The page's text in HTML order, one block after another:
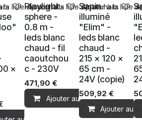
x
Ventes
Playlight
sphere -
0.8 m -
leds blanc
chaud - fil
caoutchou
c - 230V
471,90 €
Ajouter au panier
la liste de souhaits Ventes
Sapin
illuminé
"Elim" -
leds blanc
chaud -
215 x 120 x
65 cm -
24V (copie)
509,92 €
Ajouter au
Ajouter à la liste de souhaits
Ajouter à la liste